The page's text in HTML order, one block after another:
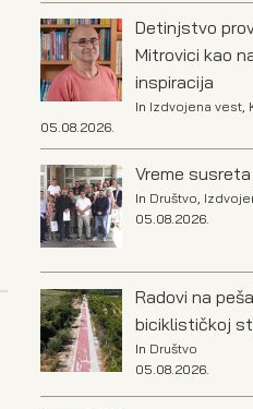
Detinjstvo
Mitrovici kao
inspiracija
In Izdvojena vest,
05.08.2026.
Vreme
In Društvo
05.08.2026.
Radovi na
biciklističkoj
In Društvo
05.08.2026.